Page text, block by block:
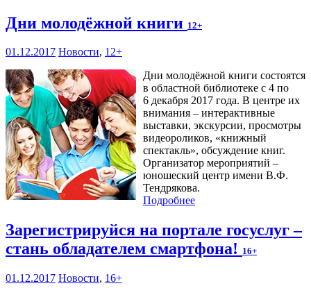
Дни молодёжной книги 12+
01.12.2017 Новости, 12+
Дни молодёжной книги состоятся
в областной библиотеке с 4 по
6 декабря 2017 года. В центре их
внимания – интерактивные
выставки, экскурсии, просмотры
видеороликов, «книжный
спектакль», обсуждение книг.
Организатор мероприятий –
юношеский центр имени В.Ф.
Тендрякова.
Подробнее
Зарегистрируйся на портале госуслуг –
стань обладателем смартфона! 16+
01.12.2017 Новости, 16+